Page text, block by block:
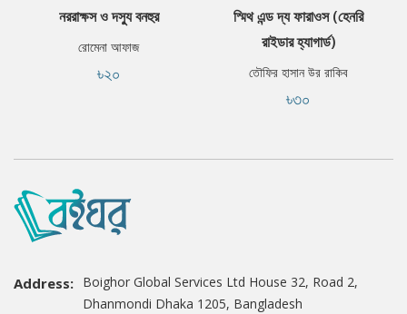
নররাক্ষস ও দস্যু বনহুর
রোমেনা আফাজ
৳২০
স্মিথ এন্ড দ্য ফারাওস (হেনরি
রাইডার হ্যাগার্ড)
তৌফির হাসান উর রাকিব
৳৩০
Address: Boighor Global Services Ltd House 32, Road 2,
Dhanmondi Dhaka 1205, Bangladesh